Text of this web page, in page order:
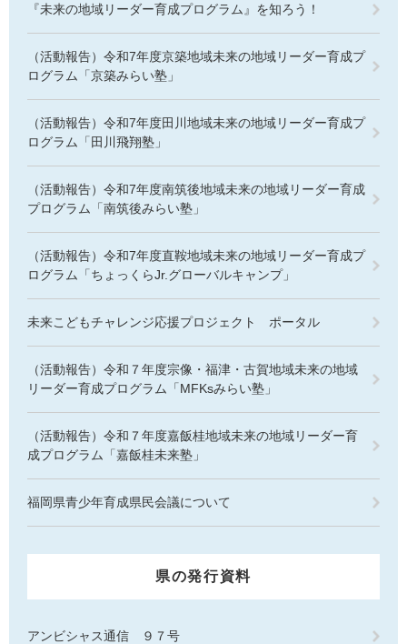
『未来の地域リーダー育成プログラム』を知ろう！
（活動報告）令和7年度京築地域未来の地域リーダー育成プ
ログラム「京築みらい塾」
（活動報告）令和7年度田川地域未来の地域リーダー育成プ
ログラム「田川飛翔塾」
（活動報告）令和7年度南筑後地域未来の地域リーダー育成
プログラム「南筑後みらい塾」
（活動報告）令和7年度直鞍地域未来の地域リーダー育成プ
ログラム「ちょっくらJr.グローバルキャンプ」
未来こどもチャレンジ応援プロジェクト ポータル
（活動報告）令和７年度宗像・福津・古賀地域未来の地域
リーダー育成プログラム「MFKsみらい塾」
（活動報告）令和７年度嘉飯桂地域未来の地域リーダー育
成プログラム「嘉飯桂未来塾」
福岡県青少年育成県民会議について
県の発行資料
アンビシャス通信 ９７号